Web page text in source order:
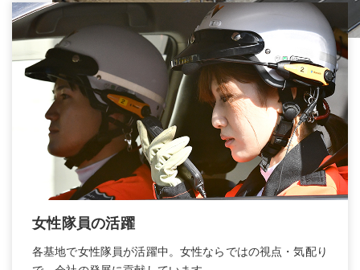
女性隊員の活躍
各基地で女性隊員が活躍中。女性ならではの視点・気配り